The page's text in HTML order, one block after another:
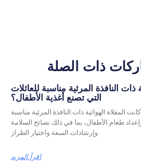
ذات الصلة
ذات النافذة المرئية مناسبة للعائلات
التي تصنع أغذية الأطفال؟
المقلاة الهوائية ذات النافذة المرئية مناسبة
طعام الأطفال، بما في ذلك نصائح السلامة
اقرأ المزيد